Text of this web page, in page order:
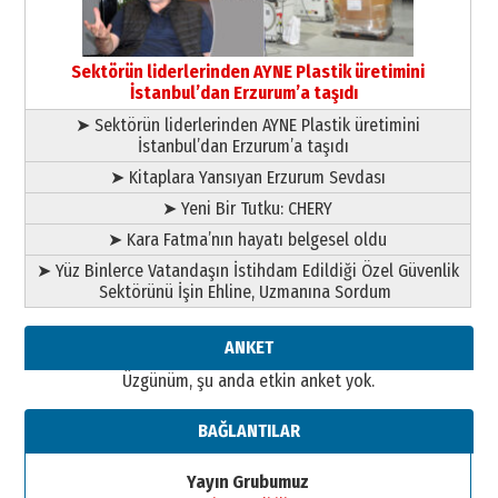
Esat BİNDESEN
Başkan Sekmen’den Erzurum’a
bir vizyon proje daha!
02 Ağustos 2026 Pazar
Sektörün liderlerinden AYNE Plastik üretimini
İstanbul’dan Erzurum’a taşıdı
➤ Sektörün liderlerinden AYNE Plastik üretimini
İstanbul’dan Erzurum’a taşıdı
➤ Kitaplara Yansıyan Erzurum Sevdası
➤ Yeni Bir Tutku: CHERY
➤ Kara Fatma’nın hayatı belgesel oldu
➤ Yüz Binlerce Vatandaşın İstihdam Edildiği Özel Güvenlik
Sektörünü İşin Ehline, Uzmanına Sordum
ANKET
Üzgünüm, şu anda etkin anket yok.
BAĞLANTILAR
Yayın Grubumuz